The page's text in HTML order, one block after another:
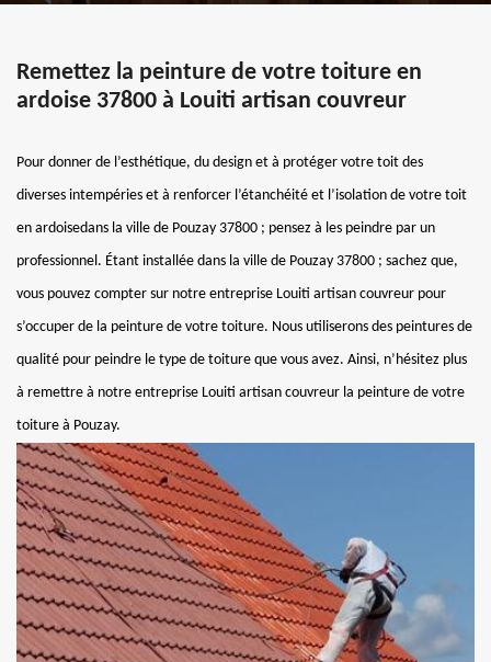
Remettez la peinture de votre toiture en
ardoise 37800 à Louiti artisan couvreur
Pour donner de l’esthétique, du design et à protéger votre toit des
diverses intempéries et à renforcer l’étanchéité et l’isolation de votre toit
en ardoisedans la ville de Pouzay 37800 ; pensez à les peindre par un
professionnel. Étant installée dans la ville de Pouzay 37800 ; sachez que,
vous pouvez compter sur notre entreprise Louiti artisan couvreur pour
s’occuper de la peinture de votre toiture. Nous utiliserons des peintures de
qualité pour peindre le type de toiture que vous avez. Ainsi, n’hésitez plus
à remettre à notre entreprise Louiti artisan couvreur la peinture de votre
toiture à Pouzay.